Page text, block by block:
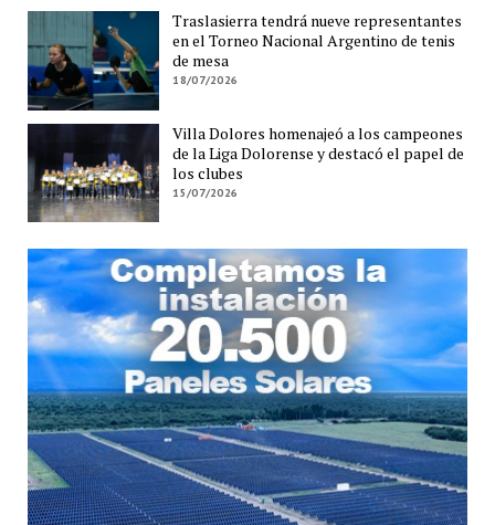
Traslasierra tendrá nueve representantes
en el Torneo Nacional Argentino de tenis
de mesa
18/07/2026
Villa Dolores homenajeó a los campeones
de la Liga Dolorense y destacó el papel de
los clubes
15/07/2026